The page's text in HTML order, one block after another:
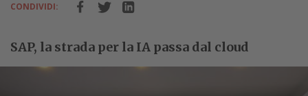
CONDIVIDI:
SAP, la strada per la IA passa dal cloud